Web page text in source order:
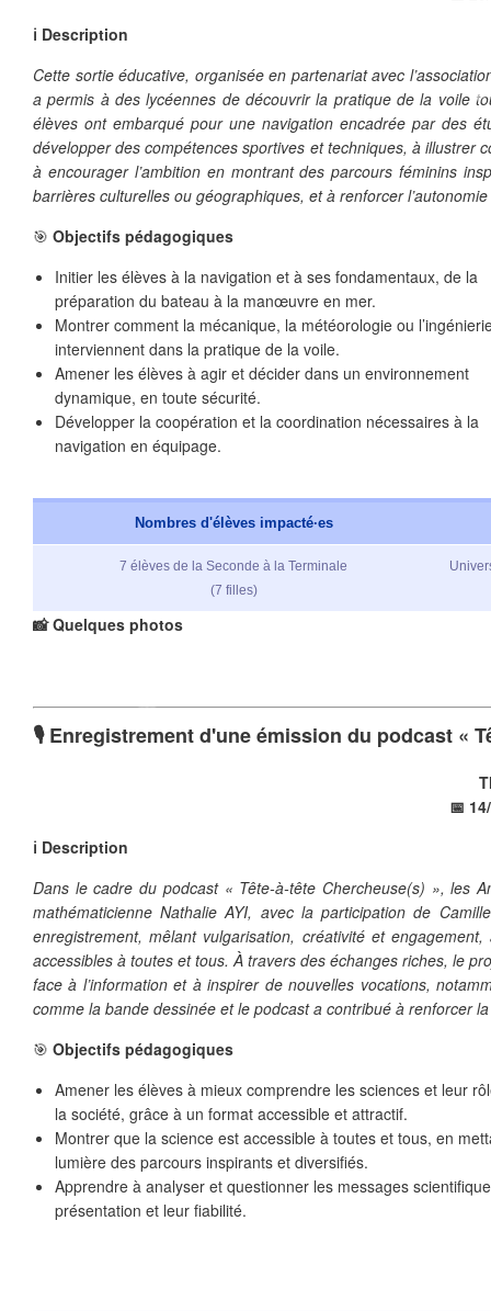
❄
❄
❄
ℹ️ Description
Cette sortie éducative, organisée en partenariat avec
a permis à des lycéennes de découvrir la pratique de la voile
élèves ont embarqué pour une navigation encadrée par des
développer des compétences sportives et techniques, à illustrer
à encourager l’ambition en montrant des parcours féminins
barrières culturelles ou géographiques, et à renforcer
🎯 Objectifs pédagogiques
Initier les élèves à la navigation et à ses fondamentaux, de la
préparation du bateau à la manœuvre en mer.
Montrer comment la mécanique, la météorologie ou
interviennent dans la pratique de la voile.
Amener les élèves à agir et décider dans un environnement
dynamique, en toute sécurité.
Développer la coopération et la coordination nécessaires à la
navigation en équipage.
Nombres d'élèves impacté·es
7 élèves de la Seconde à la Terminale
(7 filles)
📸 Quelques photos
🎙 Enregistrement d'une émission du podcast «
📅
ℹ️ Description
Dans le cadre du podcast « Tête-à-tête Chercheuse(s) », les
mathématicienne Nathalie AYI, avec la participation de
enregistrement, mêlant vulgarisation, créativité et
accessibles à toutes et tous. À travers des échanges riches, le
face à l’information et à inspirer de nouvelles vocations,
comme la bande dessinée et le podcast a contribué à renforcer
🎯 Objectifs pédagogiques
Amener les élèves à mieux comprendre les sciences et leur
la société, grâce à un format accessible et attractif.
Montrer que la science est accessible à toutes et tous, en
lumière des parcours inspirants et diversifiés.
Apprendre à analyser et questionner les messages
présentation et leur fiabilité.